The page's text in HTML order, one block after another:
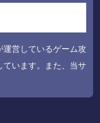
運営しているゲーム攻
ています。また、当サ